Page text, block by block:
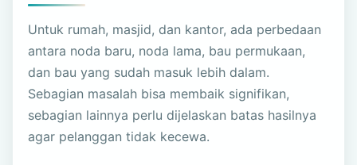
Untuk rumah, masjid, dan kantor, ada perbedaan
antara noda baru, noda lama, bau permukaan,
dan bau yang sudah masuk lebih dalam.
Sebagian masalah bisa membaik signifikan,
sebagian lainnya perlu dijelaskan batas hasilnya
agar pelanggan tidak kecewa.